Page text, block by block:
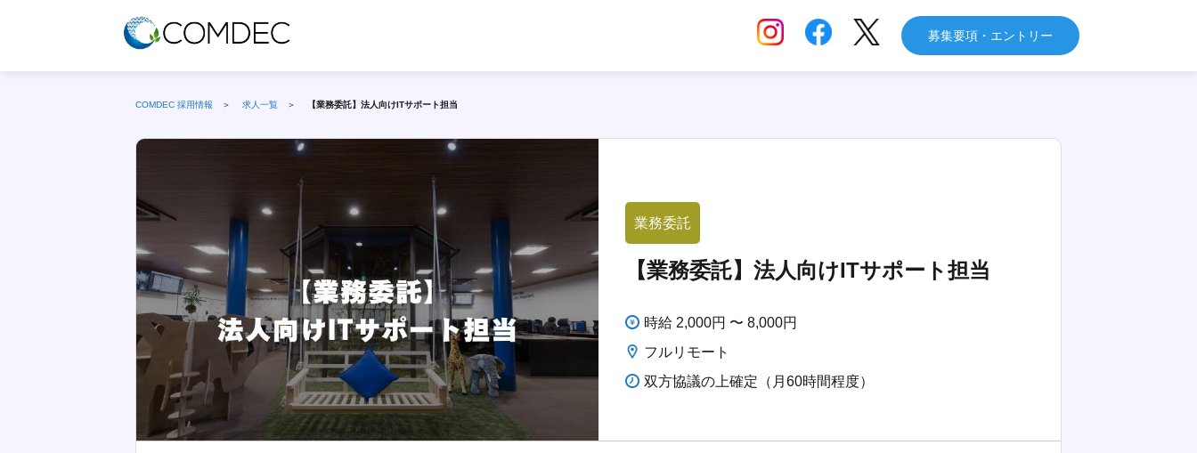
募集要項・エントリー
COMDEC 採用情報 ＞ 求人一覧 ＞ 【業務委託】法人向けITサポート担当
業務委託
【業務委託】法人向けITサポート担当
時給 2,000円 〜 8,000円
フルリモート
双方協議の上確定（月60時間程度）